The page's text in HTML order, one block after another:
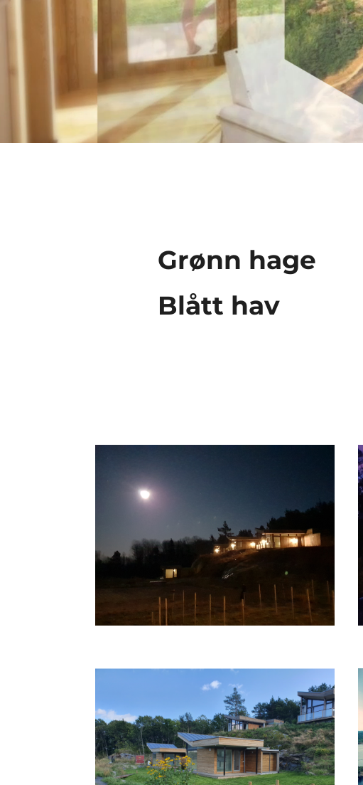
Grønn hage
Blått hav